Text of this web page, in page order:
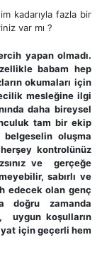
kadarıyla fazla bir
var mı ?
yapan olmadı.
babam hep
okumaları için
mesleğine ilgi
daha bireysel
tam bir ekip
oluşma
kontrolünüz
ve gerçeğe
sabırlı ve
edecek olan genç
doğru zamanda
uygun koşulların
için geçerli hem